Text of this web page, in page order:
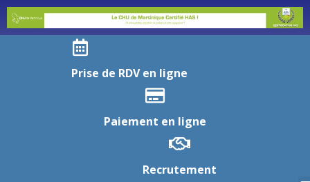
Prise de RDV en ligne
Paiement en ligne
Recrutement